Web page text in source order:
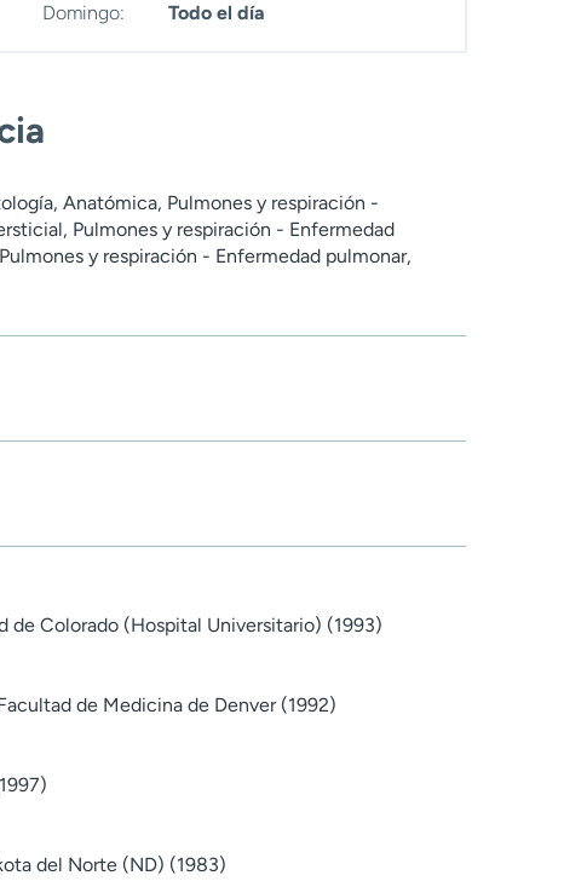
Domingo:
Todo el día
Anatómica, Pulmones y respiración -
Pulmones y respiración - Enfermedad
y respiración - Enfermedad pulmonar,
de Colorado (Hospital Universitario) (1993)
de Medicina de Denver (1992)
del Norte (ND) (1983)